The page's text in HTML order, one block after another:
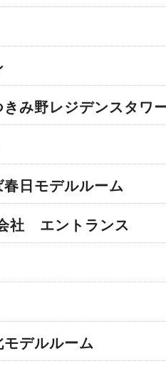
み野レジデンスタワ
日モデルルーム
社 エントランス
デルルーム